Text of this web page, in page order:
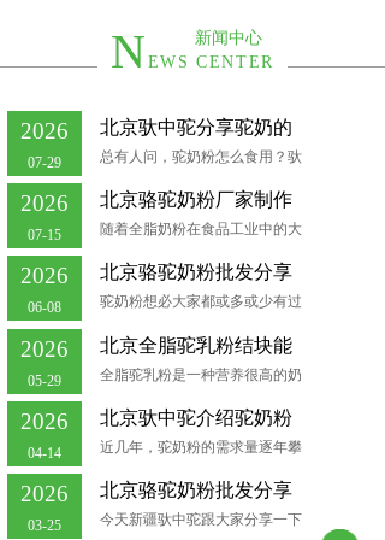
新闻中心
N EWS CENTER
2026
07-29
北京驮中驼分享驼奶的
总有人问，驼奶粉怎么食用？驮
2026
07-15
北京骆驼奶粉厂家制作
随着全脂奶粉在食品工业中的大
2026
06-08
北京骆驼奶粉批发分享
驼奶粉想必大家都或多或少有过
2026
05-29
北京全脂驼乳粉结块能
全脂驼乳粉是一种营养很高的奶
2026
04-14
北京驮中驼介绍驼奶粉
近几年，驼奶粉的需求量逐年攀
2026
03-25
北京骆驼奶粉批发分享
今天新疆驮中驼跟大家分享一下